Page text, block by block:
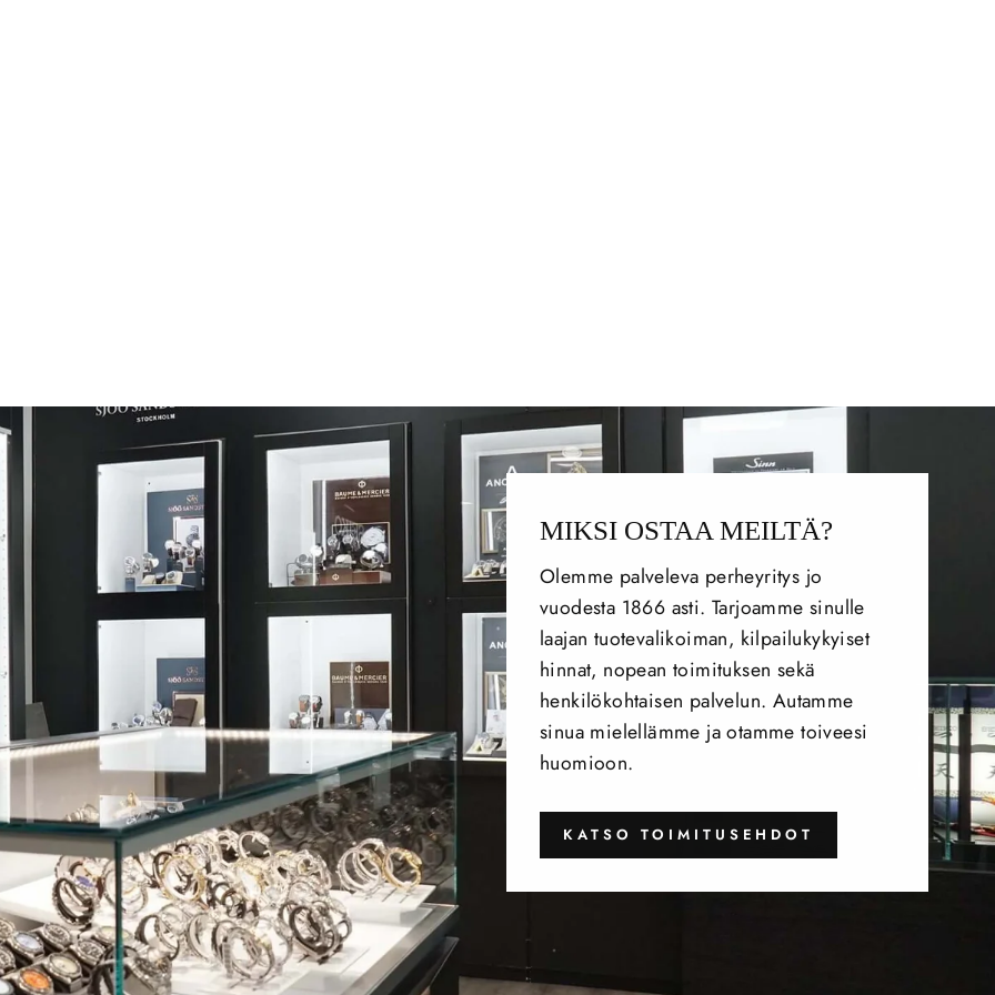
MIKSI OSTAA MEILTÄ?
Olemme palveleva perheyritys jo
vuodesta 1866 asti. Tarjoamme sinulle
laajan tuotevalikoiman, kilpailukykyiset
hinnat, nopean toimituksen sekä
henkilökohtaisen palvelun. Autamme
sinua mielellämme ja otamme toiveesi
huomioon.
KATSO TOIMITUSEHDOT